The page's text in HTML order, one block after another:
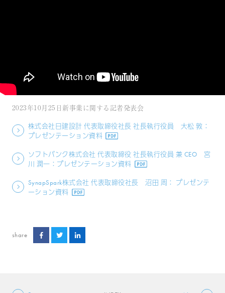
2023年10月25日新事業に関する記者発表会
株式会社日建設計 代表取締役社長 社長執行役員 大松 敦：
プレゼンテーション資料
ソフトバンク株式会社 代表取締役 社長執行役員 兼 CEO 宮
川 潤一：プレゼンテーション資料
SynapSpark株式会社 代表取締役社長 沼田 周： プレゼンテ
ーション資料
share